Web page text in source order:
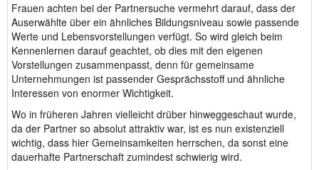
Frauen achten bei der Partnersuche vermehrt darauf, dass der
Auserwählte über ein ähnliches Bildungsniveau sowie passende
Werte und Lebensvorstellungen verfügt. So wird gleich beim
Kennenlernen darauf geachtet, ob dies mit den eigenen
Vorstellungen zusammenpasst, denn für gemeinsame
Unternehmungen ist passender Gesprächsstoff und ähnliche
Interessen von enormer Wichtigkeit.
Wo in früheren Jahren vielleicht drüber hinweggeschaut wurde,
da der Partner so absolut attraktiv war, ist es nun existenziell
wichtig, dass hier Gemeinsamkeiten herrschen, da sonst eine
dauerhafte Partnerschaft zumindest schwierig wird.